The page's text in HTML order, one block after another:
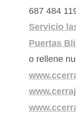
687 484
Servicio
Puertas
o rellene